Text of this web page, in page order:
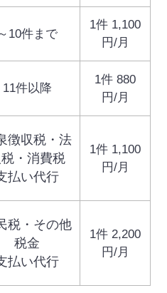
10件まで
1件 1,100
円/月
11件以降
1件 880
円/月
徴収税・法
税・消費税
払い代行
1件 1,100
円/月
税・その他
税金
払い代行
1件 2,200
円/月